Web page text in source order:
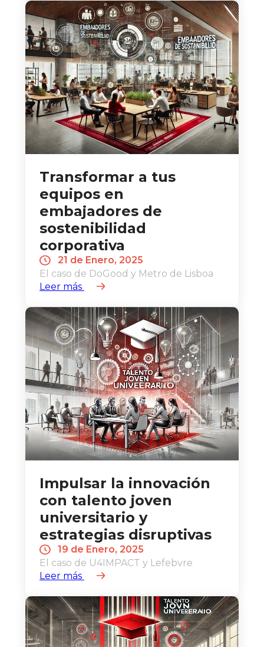
Transformar a tus
equipos en
embajadores de
sostenibilidad
corporativa
21 de Enero, 2025
El caso de DoGood y Metro de Lisboa
Leer más
Impulsar la innovación
con talento joven
universitario y
estrategias disruptivas
19 de Enero, 2025
El caso de U4IMPACT y Lefebvre
Leer más